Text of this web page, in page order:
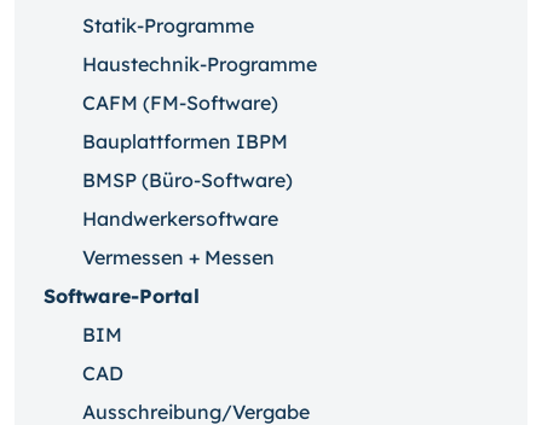
Statik-Programme
Haustechnik-Programme
CAFM (FM-Software)
Bauplattformen IBPM
BMSP (Büro-Software)
Handwerkersoftware
Vermessen + Messen
Software-Portal
BIM
CAD
Ausschreibung/Vergabe